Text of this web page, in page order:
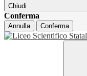
Chiudi
Conferma
Annulla Conferma